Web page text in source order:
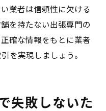
業者は信頼性に欠ける
を持たない出張専門の
確な情報をもとに業者
を実現しましょう。
失敗しないた